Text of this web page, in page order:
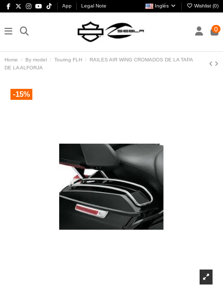
App Legal Note Inglés Wishlist (0)
0
Home By model Touring FLH
RAILES AIR WING CROMADOS DE LA TAPA
DE LA ALFORJA
-15%